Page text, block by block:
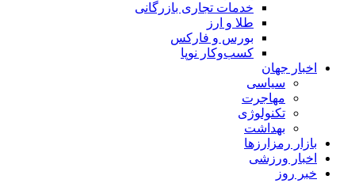
خدمات تجاری بازرگانی
طلا و ارز
بورس و فارکس
کسب‌وکار نوپا
اخبار جهان
سیاسی
مهاجرت
تکنولوژی
بهداشت
بازار رمزارزها
اخبار ورزشی
خبر روز